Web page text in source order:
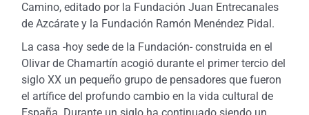
Camino, editado por la Fundación Juan Entrecanales
de Azcárate y la Fundación Ramón Menéndez Pidal.
La casa -hoy sede de la Fundación- construida en el
Olivar de Chamartín acogió durante el primer tercio del
siglo XX un pequeño grupo de pensadores que fueron
el artífice del profundo cambio en la vida cultural de